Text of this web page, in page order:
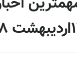
۹۸